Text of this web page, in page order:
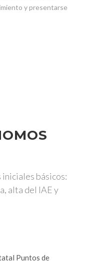
y presentarse
básicos:
alta del IAE y
Puntos de